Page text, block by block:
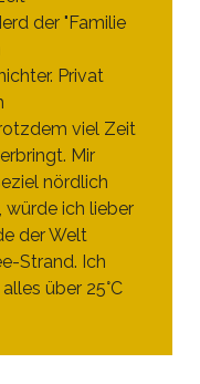
der "Familie
Privat
viel Zeit
Mir
nördlich
würde ich lieber
der Welt
Strand. Ich
über 25°C